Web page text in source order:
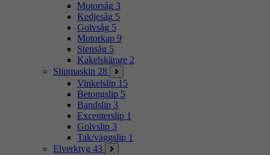
Motorsåg 3
Kedjesåg 5
Golvsåg 5
Motorkap 9
Stensåg 5
Kakelskärare 2
Slipmaskin 28
Vinkelslip 15
Betongslip 5
Bandslip 3
Excenterslip 1
Golvslip 3
Tak/väggslip 1
Elverktyg 43